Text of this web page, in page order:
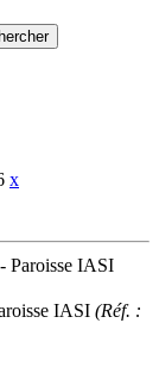
x
- Paroisse IASI
IASI (Réf. :